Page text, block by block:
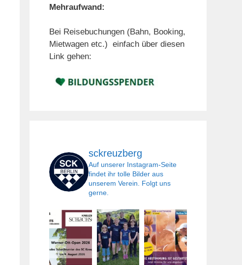
Mehraufwand:
Bei Reisebuchungen (Bahn, Booking,
Mietwagen etc.) einfach über diesen
Link gehen:
sckreuzberg
Auf unserer Instagram-Seite
findet ihr tolle Bilder aus
unserem Verein. Folgt uns
gerne.